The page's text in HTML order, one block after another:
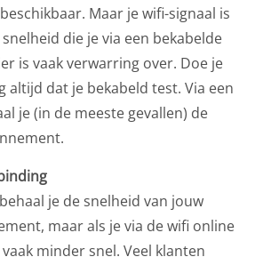
Maar je wifi-signaal is
die je via een bekabelde
is vaak verwarring over. Doe je
altijd dat je bekabeld test. Via een
je (in de meeste gevallen) de
je de snelheid van jouw
maar als je via de wifi online
minder snel. Veel klanten